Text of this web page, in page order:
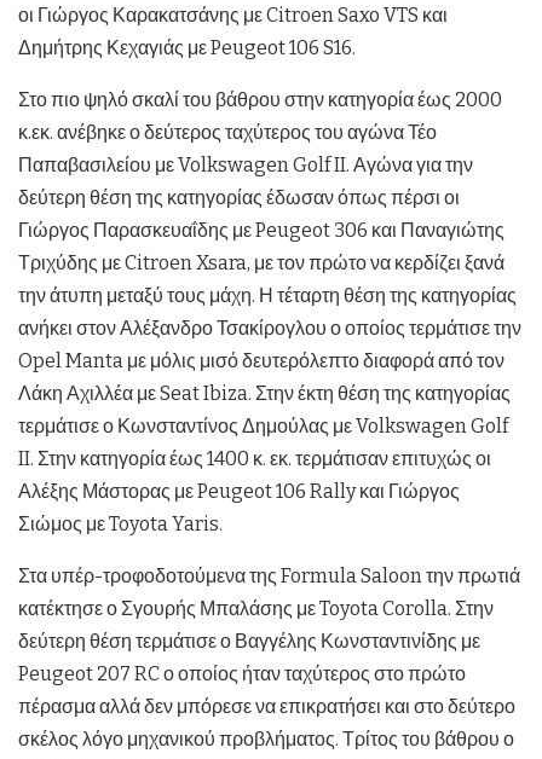
οι Γιώργος Καρακατσάνης με Citroen Saxo VTS και
Δημήτρης Κεχαγιάς με Peugeot 106 S16.
Στο πιο ψηλό σκαλί του βάθρου στην κατηγορία έως 2000
κ.εκ. ανέβηκε ο δεύτερος ταχύτερος του αγώνα Τέο
Παπαβασιλείου με Volkswagen Golf II. Αγώνα για την
δεύτερη θέση της κατηγορίας έδωσαν όπως πέρσι οι
Γιώργος Παρασκευαΐδης με Peugeot 306 και Παναγιώτης
Τριχύδης με Citroen Xsara, με τον πρώτο να κερδίζει ξανά
την άτυπη μεταξύ τους μάχη. Η τέταρτη θέση της κατηγορίας
ανήκει στον Αλέξανδρο Τσακίρογλου ο οποίος τερμάτισε την
Opel Manta με μόλις μισό δευτερόλεπτο διαφορά από τον
Λάκη Αχιλλέα με Seat Ibiza. Στην έκτη θέση της κατηγορίας
τερμάτισε ο Κωνσταντίνος Δημούλας με Volkswagen Golf
II. Στην κατηγορία έως 1400 κ. εκ. τερμάτισαν επιτυχώς οι
Αλέξης Μάστορας με Peugeot 106 Rally και Γιώργος
Σιώμος με Toyota Yaris.
Στα υπέρ-τροφοδοτούμενα της Formula Saloon την πρωτιά
κατέκτησε ο Σγουρής Μπαλάσης με Toyota Corolla. Στην
δεύτερη θέση τερμάτισε ο Βαγγέλης Κωνσταντινίδης με
Peugeot 207 RC ο οποίος ήταν ταχύτερος στο πρώτο
πέρασμα αλλά δεν μπόρεσε να επικρατήσει και στο δεύτερο
σκέλος λόγο μηχανικού προβλήματος. Τρίτος του βάθρου ο